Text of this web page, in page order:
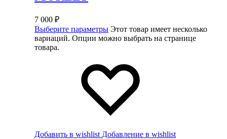
7 000 ₽
Выберите параметры Этот товар имеет несколько
вариаций. Опции можно выбрать на странице
товара.
Добавить в wishlist Добавление в wishlist